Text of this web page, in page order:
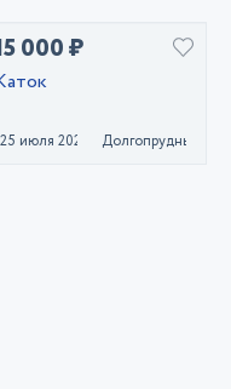
000 ₽
25 июля 2022 Долгопрудный